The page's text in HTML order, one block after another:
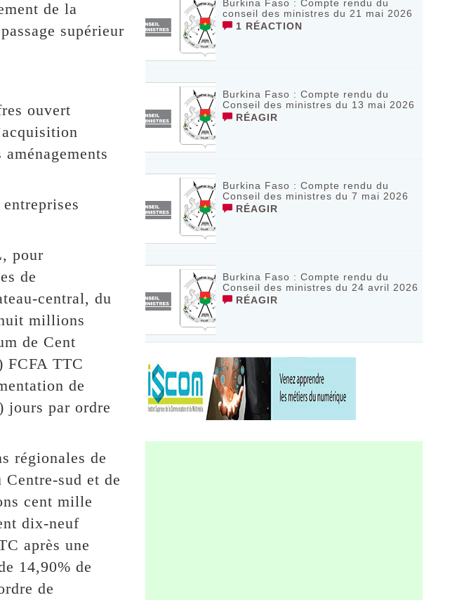
de la
supérieur
ouvert
, pour
de
central, du
millions
de Cent
FCFA TTC
de
jours par ordre
régionales de
sud et de
cent mille
dix-neuf
après une
14,90% de
de
Burkina Faso : Compte rendu du
conseil des ministres du 21 mai 2026
1 RÉACTION
Burkina Faso : Compte rendu du
Conseil des ministres du 13 mai 2026
RÉAGIR
Burkina Faso : Compte rendu du
Conseil des ministres du 7 mai 2026
RÉAGIR
Burkina Faso : Compte rendu du
Conseil des ministres du 24 avril 2026
RÉAGIR